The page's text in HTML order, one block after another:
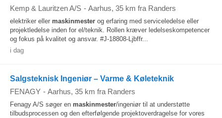
Kemp & Lauritzen A/S - Aarhus, 35 km fra Randers
elektriker eller maskinmester og erfaring med serviceledelse eller
projektledelse inden for el/teknik. Rollen kræver ledelseskompetencer
og fokus på kvalitet og ansvar. #J-18808-Ljbffr...
i dag
Salgsteknisk Ingeniør – Varme & Køleteknik
FENAGY - Aarhus, 35 km fra Randers
Fenagy A/S søger en maskinmester/ingeniør til at understøtte
tilbudsprocessen og den efterfølgende projektoverdragelse for vores